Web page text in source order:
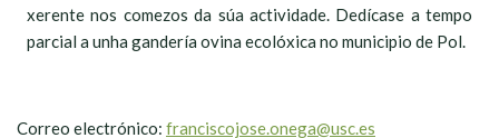
xerente nos comezos da súa actividade. Dedícase a tempo
parcial a unha gandería ovina ecolóxica no municipio de Pol.
Correo electrónico: franciscojose.onega@usc.es